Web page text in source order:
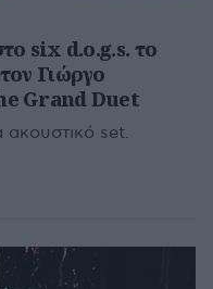
six d.o.g.s. το
Γιώργο
Grand Duet
set.